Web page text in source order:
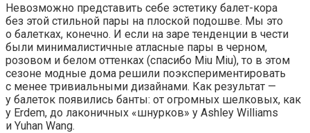
Невозможно представить себе эстетику балет-кора
без этой стильной пары на плоской подошве. Мы это
о балетках, конечно. И если на заре тенденции в чести
были минималистичные атласные пары в черном,
розовом и белом оттенках (спасибо Miu Miu), то в этом
сезоне модные дома решили поэкспериментировать
с менее тривиальными дизайнами. Как результат —
у балеток появились банты: от огромных шелковых, как
у Erdem, до лаконичных «шнурков» у Ashley Williams
и Yuhan Wang.